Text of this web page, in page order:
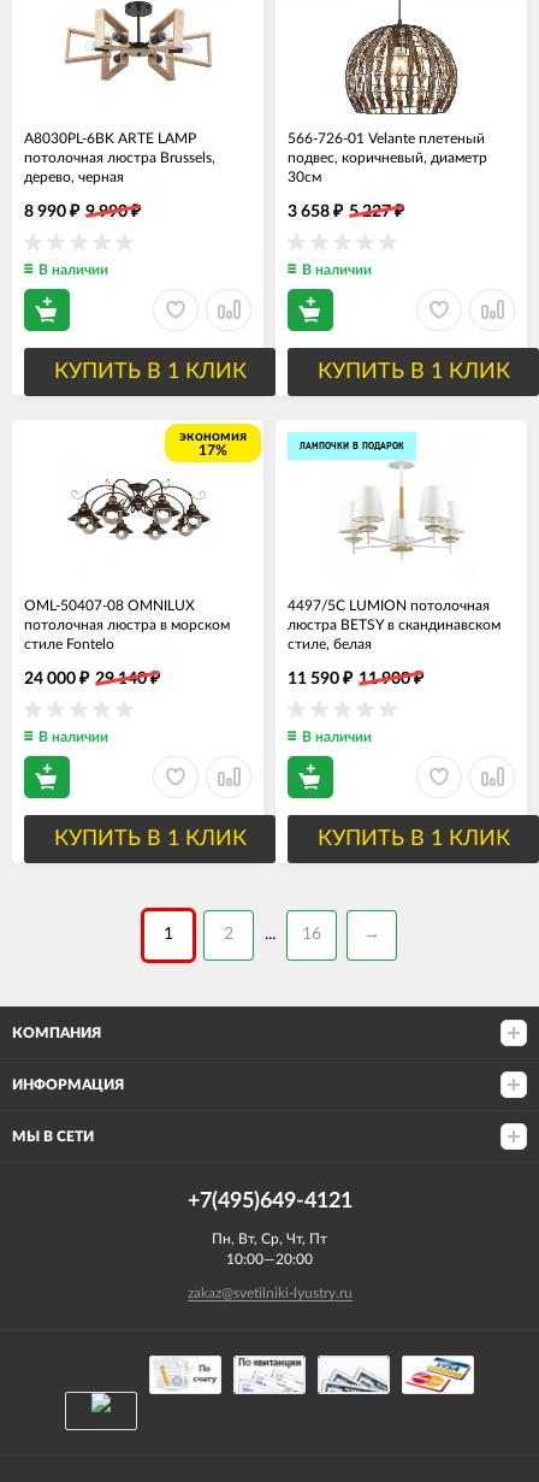
A8030PL-6BK ARTE LAMP
потолочная люстра Brussels,
дерево, черная
8 990 ₽ 9 990₽
В наличии
КУПИТЬ В 1 КЛИК
566-726-01 Velante плетеный
подвес, коричневый, диаметр
30см
3 658 ₽ 5 227₽
В наличии
КУПИТЬ В 1 КЛИК
экономия
17%
OML-50407-08 OMNILUX
потолочная люстра в морском
стиле Fontelo
24 000 ₽ 29 140₽
В наличии
КУПИТЬ В 1 КЛИК
ЛАМПОЧКИ В ПОДАРОК
4497/5C LUMION потолочная
люстра BETSY в скандинавском
стиле, белая
11 590 ₽ 11 900₽
В наличии
КУПИТЬ В 1 КЛИК
1 2 ... 16 →
КОМПАНИЯ
ИНФОРМАЦИЯ
МЫ В СЕТИ
+7(495)649-4121
Пн, Вт, Ср, Чт, Пт
10:00—20:00
zakaz@svetilniki-lyustry.ru